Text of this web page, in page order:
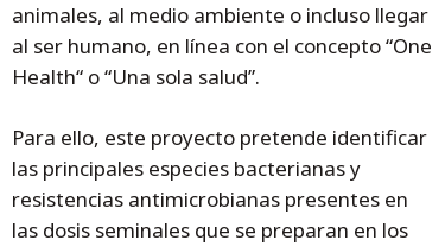
animales, al medio ambiente o incluso llegar
al ser humano, en línea con el concepto “One
Health“ o “Una sola salud”.
Para ello, este proyecto pretende identificar
las principales especies bacterianas y
resistencias antimicrobianas presentes en
las dosis seminales que se preparan en los